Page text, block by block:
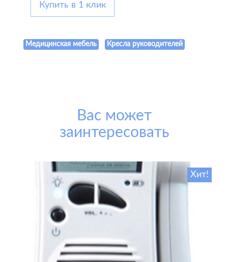
Купить в 1 клик
Медицинская мебель Кресла руководителей
Вас может
заинтересовать
Хит!